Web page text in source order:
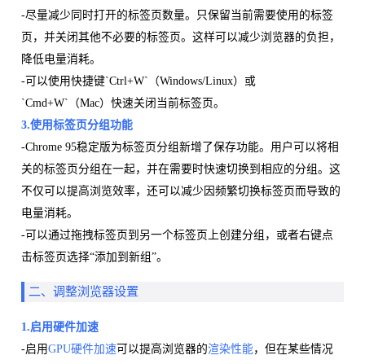
-尽量减少同时打开的标签页数量。只保留当前需要使用的标签
页，并关闭其他不必要的标签页。这样可以减少浏览器的负担，
降低电量消耗。
-可以使用快捷键`Ctrl+W`（Windows/Linux）或
`Cmd+W`（Mac）快速关闭当前标签页。
3.使用标签页分组功能
-Chrome 95稳定版为标签页分组新增了保存功能。用户可以将相
关的标签页分组在一起，并在需要时快速切换到相应的分组。这
不仅可以提高浏览效率，还可以减少因频繁切换标签页而导致的
电量消耗。
-可以通过拖拽标签页到另一个标签页上创建分组，或者右键点
击标签页选择“添加到新组”。
二、调整浏览器设置
1.启用硬件加速
-启用GPU硬件加速 可以提高浏览器的渲染性能，但在某些情况